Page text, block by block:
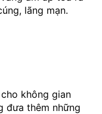
lãng mạn.
không gian
đưa thêm những